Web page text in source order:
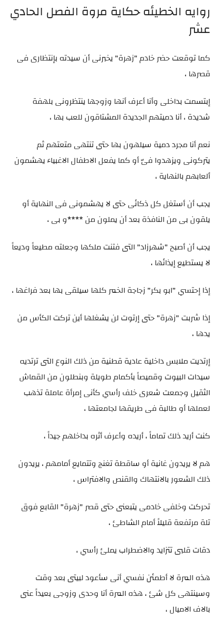
روايه الخطيئه حكاية مروة الفصل الحادي
عشر
كما توقعت حضر خادم "زهرة" يخبرنى أن سيدته بإنتظارى فى
قصرها ،
إبتسمت بداخلى وأنا أعرف أنها وزوجها ينتظرونى بلهفة
شديدة ، أنا دميتهم الجديدة المشتاقون للعب بها ،
نعم أنا مجرد دمية سيلهون بها حتى تنتهى متعتهم ثم
يتركونى ويزهدوا فىّ أو كما يفعل الاطفال الاغبياء يهشمون
ألعابهم بالنهاية ،
يجب أن أستغل كل ذكائى حتى لا يهشمونى فى النهاية أو
يلقون بى من النافذة بعد أن يملون من ****و بى ،
يجب أن أصبح "شهرزاد" التى فتنت ملكها وجعلته مطيعاً وديعاً
لا يستطيع إيذائها ،
إذا إحتسي "ابو بكر" زجاجة الخمر كلها سيلقى بها بعد فراغها ،
إذا شربت "زهرة" حتى إرتوت لن يشغلها أين تركت الكأس من
يدها ،
إرتديت ملابس داخلية عادية قطنية من ذلك النوع التى ترتديه
سيدات البيوت وقميصاً بأكمام طويلة وبنطلون من القماش
الثقيل وجمعت شعرى خلف رأسي كأنى إمرأة عاملة تذهب
لعملها أو طالبة فى طريقها لجامعتها ،
كنت أريد ذلك تماماً ، أريده وأعرف أثره بداخلهم جيداً ،
هم لا يريدون غانية أو ساقطة تغنج وتتمايع أمامهم ، يريدون
ذلك الشعور بالانتهاك والقنص والافتراس ،
تحركت وخلفى خادمى يتبعنى حتى قصر "زهرة" القابع فوق
تلة مرتفعة قليلاً أمام الشاطئ ،
دقات قلبى تتزايد والاضطراب يملئ رأسي ،
هذه المرة لا أطمئن نفسي أنى سأعود لبيتى بعد وقت
وسينتهى كل شئ ، هذه المرة أنا وحدى وزوجى بعيداً عنى
بالاف الاميال ،